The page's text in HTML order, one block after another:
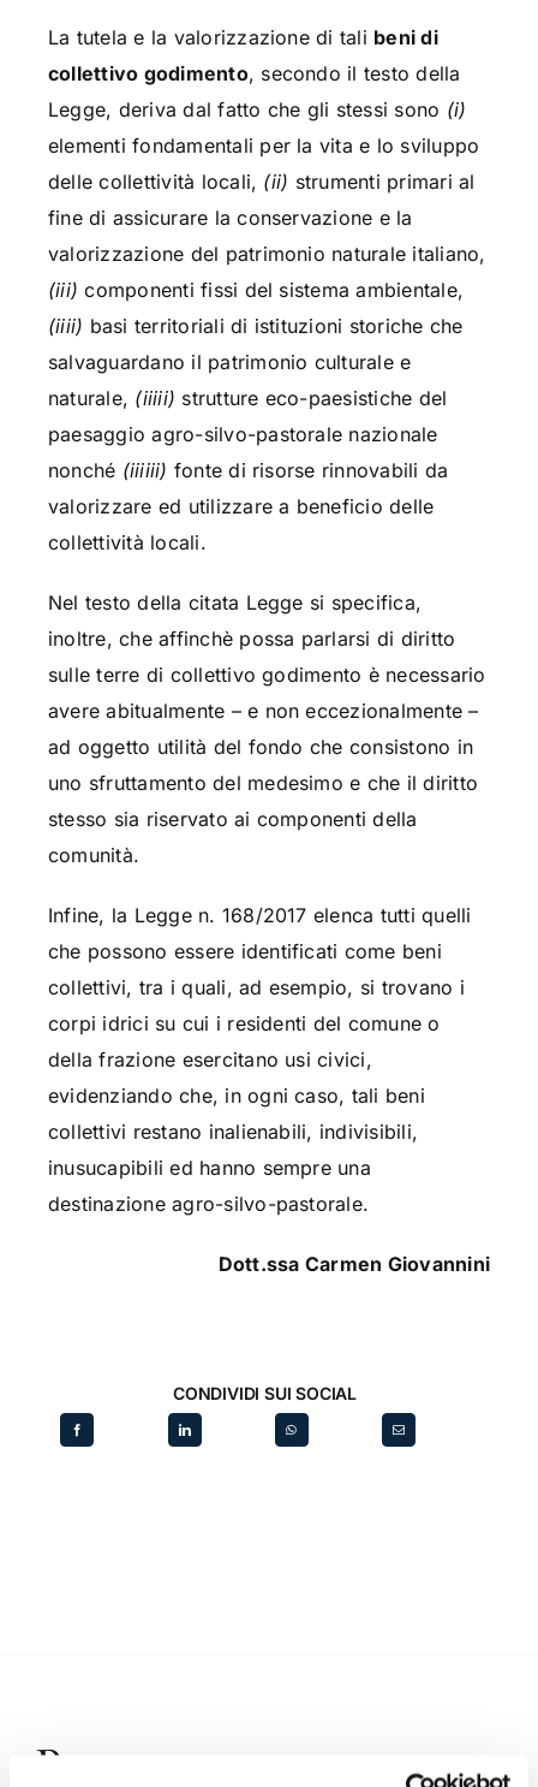
La tutela e la valorizzazione di tali beni di
collettivo godimento, secondo il testo della
Legge, deriva dal fatto che gli stessi sono (i)
elementi fondamentali per la vita e lo sviluppo
delle collettività locali, (ii) strumenti primari al
fine di assicurare la conservazione e la
valorizzazione del patrimonio naturale italiano,
(iii)componenti fissi del sistema ambientale,
(iiii) basi territoriali di istituzioni storiche che
salvaguardano il patrimonio culturale e
naturale, (iiiii) strutture eco-paesistiche del
paesaggio agro-silvo-pastorale nazionale
nonché (iiiiii) fonte di risorse rinnovabili da
valorizzare ed utilizzare a beneficio delle
collettività locali.
Nel testo della citata Legge si specifica,
inoltre, che affinchè possa parlarsi di diritto
sulle terre di collettivo godimento è necessario
avere abitualmente – e non eccezionalmente –
ad oggetto utilità del fondo che consistono in
uno sfruttamento del medesimo e che il diritto
stesso sia riservato ai componenti della
comunità.
Infine, la Legge n. 168/2017 elenca tutti quelli
che possono essere identificati come beni
collettivi, tra i quali, ad esempio, si trovano i
corpi idrici su cui i residenti del comune o
della frazione esercitano usi civici,
evidenziando che, in ogni caso, tali beni
collettivi restano inalienabili, indivisibili,
inusucapibili ed hanno sempre una
destinazione agro-silvo-pastorale.
Dott.ssa Carmen Giovannini
CONDIVIDI SUI SOCIAL
Recent posts